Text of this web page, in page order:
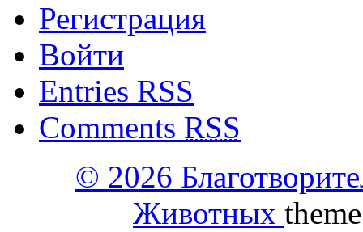
Регистрация
Войти
Entries RSS
Comments RSS
© 2026
Животных